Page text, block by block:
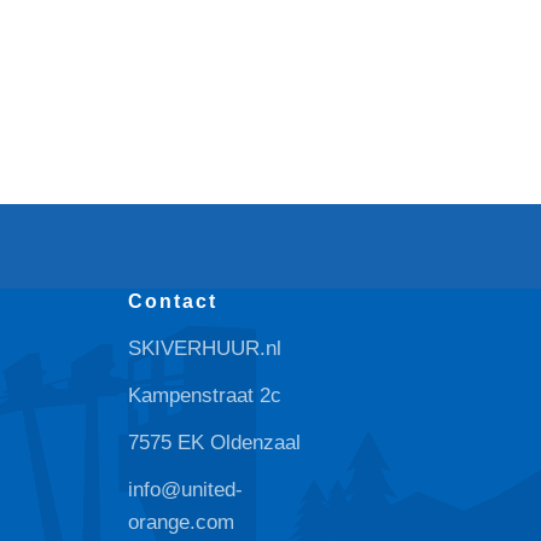
Contact
SKIVERHUUR.nl
Kampenstraat 2c
7575 EK Oldenzaal
info@united-
orange.com